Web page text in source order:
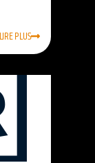
LIRE PLUS